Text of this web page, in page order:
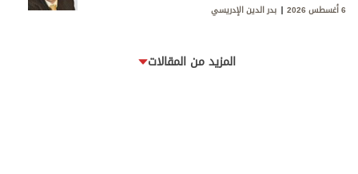
6 أغسطس 2026 بدر الدين الإدريسي
المزيد من المقالات